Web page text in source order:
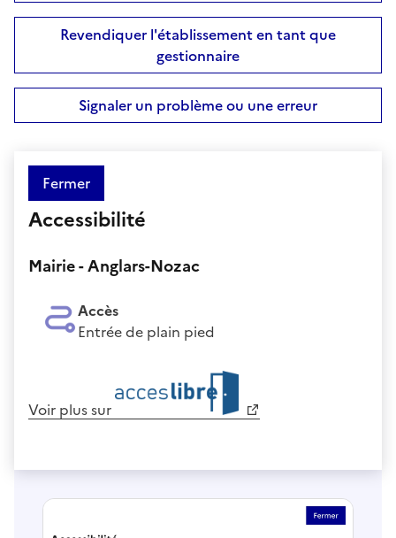
Revendiquer l'établissement en tant que
gestionnaire
Signaler un problème ou une erreur
Fermer
Accessibilité
Mairie - Anglars-Nozac
Accès
Entrée de plain pied
Voir plus sur